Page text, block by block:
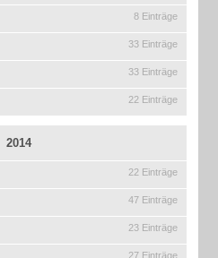
8 Einträge
33 Einträge
33 Einträge
22 Einträge
2014
22 Einträge
47 Einträge
23 Einträge
27 Einträge